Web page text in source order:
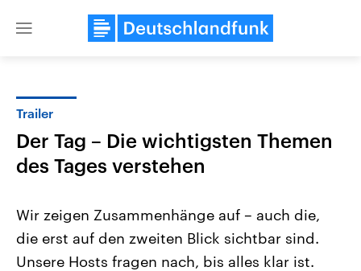
Close
Trailer
Der Tag – Die wichtigsten Themen
des Tages verstehen
Wir zeigen Zusammenhänge auf – auch die,
die erst auf den zweiten Blick sichtbar sind.
Unsere Hosts fragen nach, bis alles klar ist.